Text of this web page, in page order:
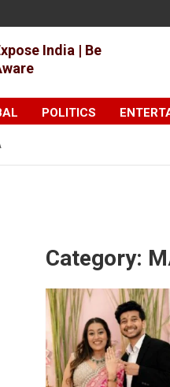
India | Be
POLITICS
Category: